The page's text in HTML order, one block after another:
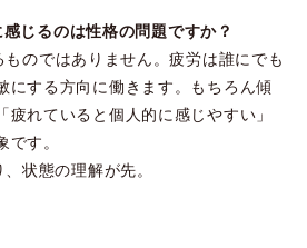
じるのは性格の問題ですか？
のではありません。疲労は誰にでも
にする方向に働きます。もちろん傾
れていると個人的に感じやすい」
す。
状態の理解が先。